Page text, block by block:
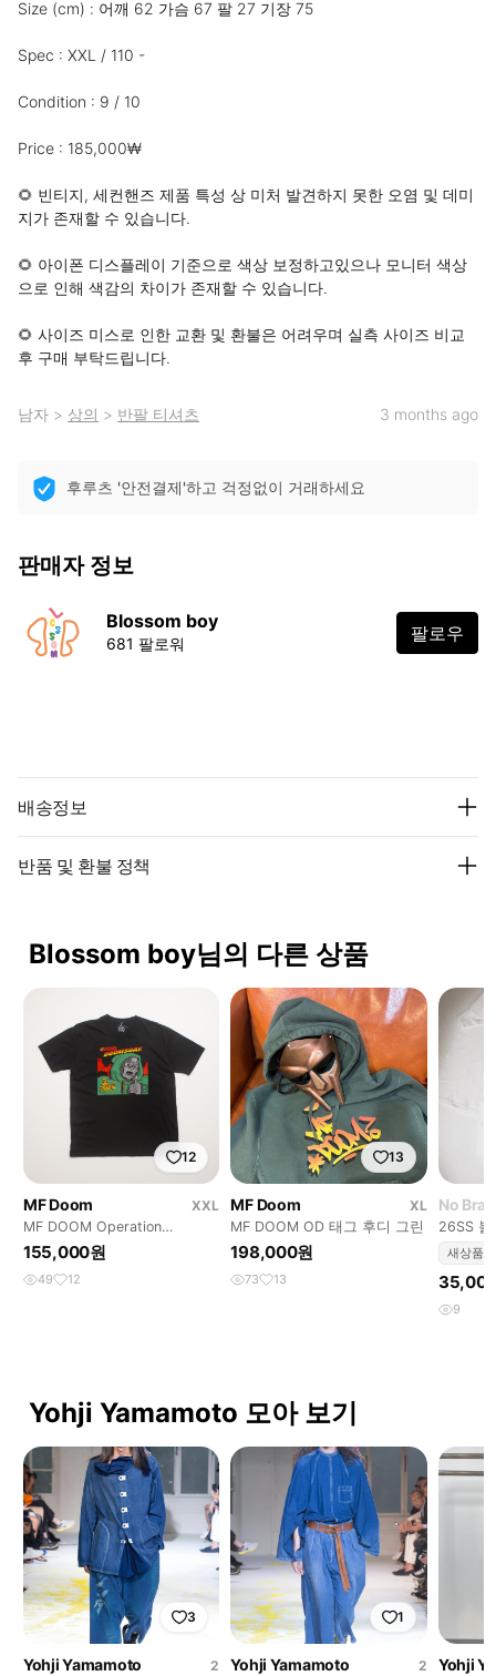
Size (cm) : 어깨 62 가슴 67 팔 27 기장 75
Spec : XXL / 110 -
Condition : 9 / 10
Price : 185,000₩
🌻 빈티지, 세컨핸즈 제품 특성 상 미처 발견하지 못한 오염 및 데미
지가 존재할 수 있습니다.
🌻 아이폰 디스플레이 기준으로 색상 보정하고있으나 모니터 색상
으로 인해 색감의 차이가 존재할 수 있습니다.
🌻 사이즈 미스로 인한 교환 및 환불은 어려우며 실측 사이즈 비교
후 구매 부탁드립니다.
남자 > 상의 > 반팔 티셔츠 3 months ago
후루츠 '안전결제'하고 걱정없이 거래하세요
판매자 정보
Blossom boy
681 팔로워 팔로우
배송정보
반품 및 환불 정책
Blossom boy님의 다른 상품
12
MF Doom
XXL
MF DOOM Operation
Doomsday 머천 티셔츠
155,000원
49 12
13
MF Doom
XL
MF DOOM OD 태그 후디 그린
198,000원
73 13
No
26SS
새상품
9
Yohji Yamamoto 모아 보기
3
Yohji Yamamoto
2
1
Yohji Yamamoto
2
Yohji